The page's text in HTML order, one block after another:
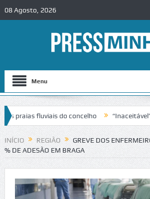
08 Agosto, 2026
Menu
fluviais do concelho “Inaceitável”.
de trânsito no IC2 em Alcobaça Igreja
INÍCIO REGIÃO
GREVE DOS
% DE ADESÃO EM BRAGA